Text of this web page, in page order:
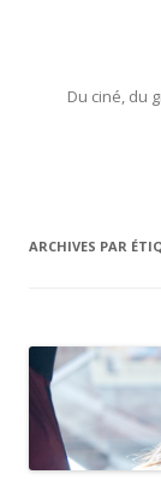
Du ciné, du
ARCHIVES PAR